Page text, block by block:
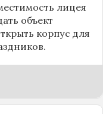
лицея
объект
корпус для